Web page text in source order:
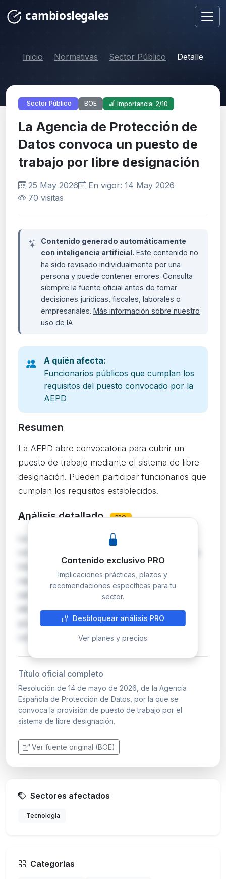
Inicio Normativas Sector Público Detalle
Sector Público BOE Importancia: 2/10
La Agencia de Protección de
Datos convoca un puesto de
trabajo por libre designación
25 May 2026
En vigor: 14 May 2026
70 visitas
Contenido generado automáticamente
con inteligencia artificial. Este contenido no
ha sido revisado individualmente por una
persona y puede contener errores. Consulta
siempre la fuente oficial antes de tomar
decisiones jurídicas, fiscales, laborales o
empresariales. Más información sobre nuestro
uso de IA
A quién afecta:
Funcionarios públicos que cumplan los
requisitos del puesto convocado por la
AEPD
Resumen
La AEPD abre convocatoria para cubrir un
puesto de trabajo mediante el sistema de libre
designación. Pueden participar funcionarios que
cumplan los requisitos establecidos.
Análisis detallado PRO
La Agencia Española de Protección de Datos
través del sistema de libre designación,
mecanismo que permite a la Administración
seleccionar directamente al candidato más
idóneo entre funcionarios habilitados. Este
procedimiento es habitual para puestos de
confianza o especia…
Contenido exclusivo PRO
Implicaciones prácticas, plazos y
recomendaciones específicas para tu
sector.
Desbloquear análisis PRO
Ver planes y precios
Título oficial completo
Resolución de 14 de mayo de 2026, de la Agencia
Española de Protección de Datos, por la que se
convoca la provisión de puesto de trabajo por el
sistema de libre designación.
Ver fuente original (BOE)
Sectores afectados
Tecnología
Categorías